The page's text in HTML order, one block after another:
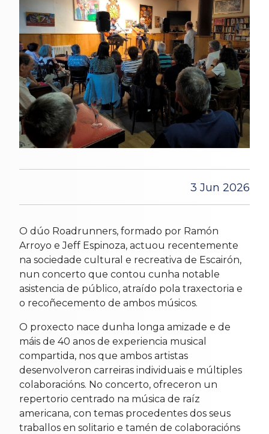
3 Jun 2026
O dúo Roadrunners, formado por Ramón
Arroyo e Jeff Espinoza, actuou recentemente
na sociedade cultural e recreativa de Escairón,
nun concerto que contou cunha notable
asistencia de público, atraído pola traxectoria e
o recoñecemento de ambos músicos.
O proxecto nace dunha longa amizade e de
máis de 40 anos de experiencia musical
compartida, nos que ambos artistas
desenvolveron carreiras individuais e múltiples
colaboracións. No concerto, ofreceron un
repertorio centrado na música de raíz
americana, con temas procedentes dos seus
traballos en solitario e tamén de colaboracións